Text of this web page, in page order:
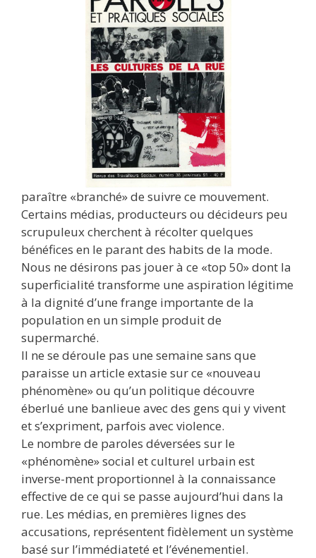
paraître «branché» de suivre ce mouvement.
Certains médias, producteurs ou décideurs peu
scrupuleux cherchent à récolter quelques
bénéfices en le parant des habits de la mode.
Nous ne désirons pas jouer à ce «top 50» dont la
superficialité transforme une aspiration légitime
à la dignité d’une frange importante de la
population en un simple produit de
supermarché.
Il ne se déroule pas une semaine sans que
paraisse un article extasie sur ce «nouveau
phénomène» ou qu’un politique découvre
éberlué une banlieue avec des gens qui y vivent
et s’expriment, parfois avec violence.
Le nombre de paroles déversées sur le
«phénomène» social et culturel urbain est
inverse-ment proportionnel à la connaissance
effective de ce qui se passe aujourd’hui dans la
rue. Les médias, en premières lignes des
accusations, représentent fidèlement un système
basé sur l’immédiateté et l’événementiel.